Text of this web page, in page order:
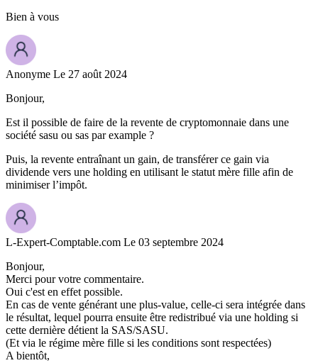
Bien à vous
Anonyme Le 27 août 2024
Bonjour,
Est il possible de faire de la revente de cryptomonnaie dans une
société sasu ou sas par example ?
Puis, la revente entraînant un gain, de transférer ce gain via
dividende vers une holding en utilisant le statut mère fille afin de
minimiser l’impôt.
L-Expert-Comptable.com Le 03 septembre 2024
Bonjour,
Merci pour votre commentaire.
Oui c'est en effet possible.
En cas de vente générant une plus-value, celle-ci sera intégrée dans
le résultat, lequel pourra ensuite être redistribué via une holding si
cette dernière détient la SAS/SASU.
(Et via le régime mère fille si les conditions sont respectées)
A bientôt,